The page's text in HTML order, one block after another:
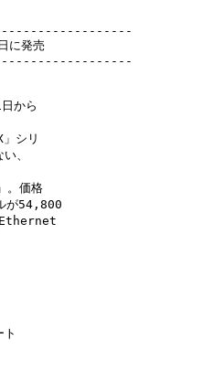
に発売
から
シリ
、
。価格
が54,800
Ethernet